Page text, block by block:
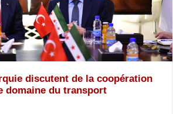
discutent de la coopération
domaine du transport